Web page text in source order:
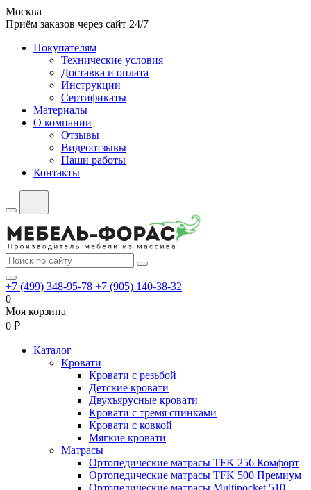
Москва
Приём заказов через сайт 24/7
Покупателям
Технические условия
Доставка и оплата
Инструкции
Сертификаты
Материалы
О компании
Отзывы
Видеоотзывы
Наши работы
Контакты
+7 (499) 348-95-78 +7 (905) 140-38-32
0
Моя корзина
0 ₽
Каталог
Кровати
Кровати с резьбой
Детские кровати
Двухъярусные кровати
Кровати с тремя спинками
Кровати с ковкой
Мягкие кровати
Матрасы
Ортопедические матрасы TFK 256 Комфорт
Ортопедические матрасы TFK 500 Премиум
Ортопедические матрасы Multipocket 510